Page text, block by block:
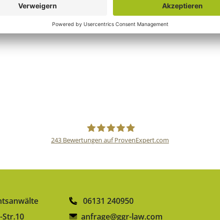
Datenschutz
243 Bewertungen auf ProvenExpert.com
Str.10
06131 240950
anfrage@ggr-law.com